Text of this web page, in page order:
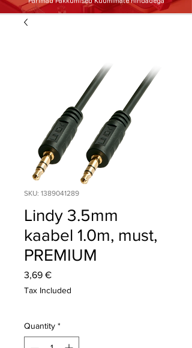
SKU: 1389041289
Lindy 3.5mm
kaabel 1.0m, must,
PREMIUM
3,69 €Price
Tax Included
Quantity *